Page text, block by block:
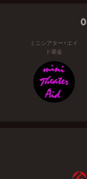
ミニシアター・エイ
ド基金